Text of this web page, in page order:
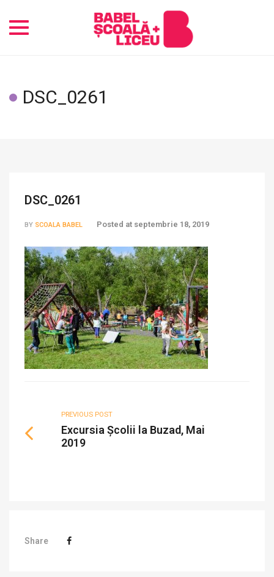
Toggle
DSC_0261
DSC_0261
BY SCOALA BABEL Posted at septembrie 18, 2019
PREVIOUS POST
Excursia Școlii la Buzad, Mai
2019
Share